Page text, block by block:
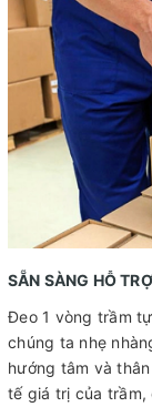
SẴN SÀNG HỖ
Đeo 1 vòng trầm
chúng ta nhẹ
hướng tâm và
tế giá trị của trầm,